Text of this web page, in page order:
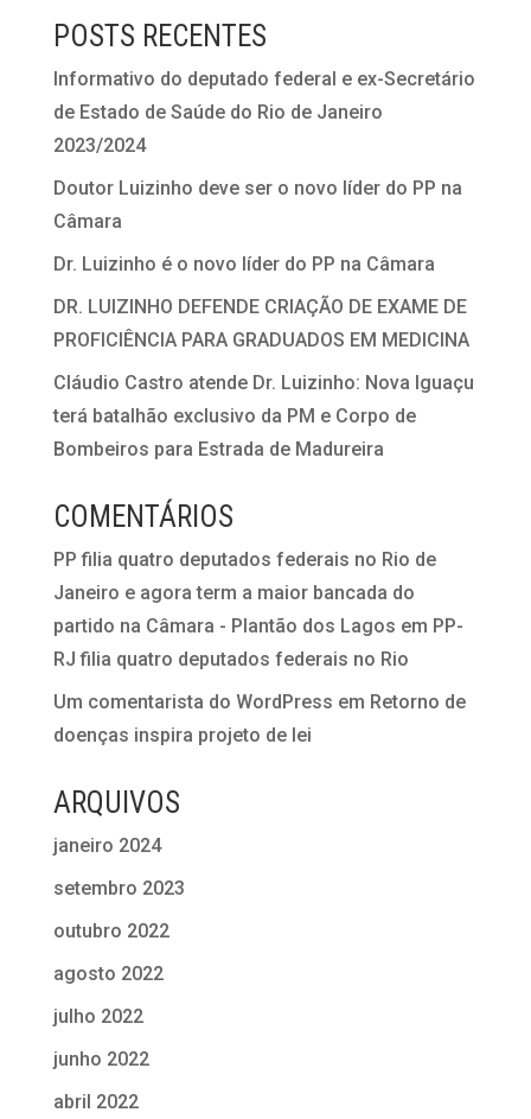
POSTS RECENTES
Informativo do deputado federal e ex-Secretário
de Estado de Saúde do Rio de Janeiro
2023/2024
Doutor Luizinho deve ser o novo líder do PP na
Câmara
Dr. Luizinho é o novo líder do PP na Câmara
DR. LUIZINHO DEFENDE CRIAÇÃO DE EXAME DE
PROFICIÊNCIA PARA GRADUADOS EM MEDICINA
Cláudio Castro atende Dr. Luizinho: Nova Iguaçu
terá batalhão exclusivo da PM e Corpo de
Bombeiros para Estrada de Madureira
COMENTÁRIOS
PP filia quatro deputados federais no Rio de
Janeiro e agora term a maior bancada do
partido na Câmara - Plantão dos Lagos em PP-
RJ filia quatro deputados federais no Rio
Um comentarista do WordPress em Retorno de
doenças inspira projeto de lei
ARQUIVOS
janeiro 2024
setembro 2023
outubro 2022
agosto 2022
julho 2022
junho 2022
abril 2022